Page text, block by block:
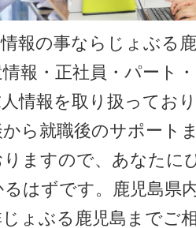
報の事ならじょぶる
報・正社員・パート
情報を取り扱ってお
ら就職後のサポート
ますので、あなたに
はずです。鹿児島県
ょぶる鹿児島までご